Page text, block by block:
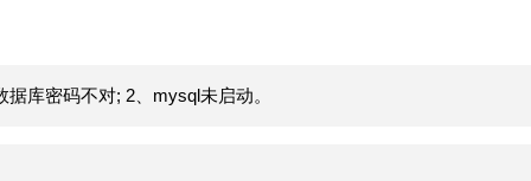
库密码不对; 2、mysql未启动。